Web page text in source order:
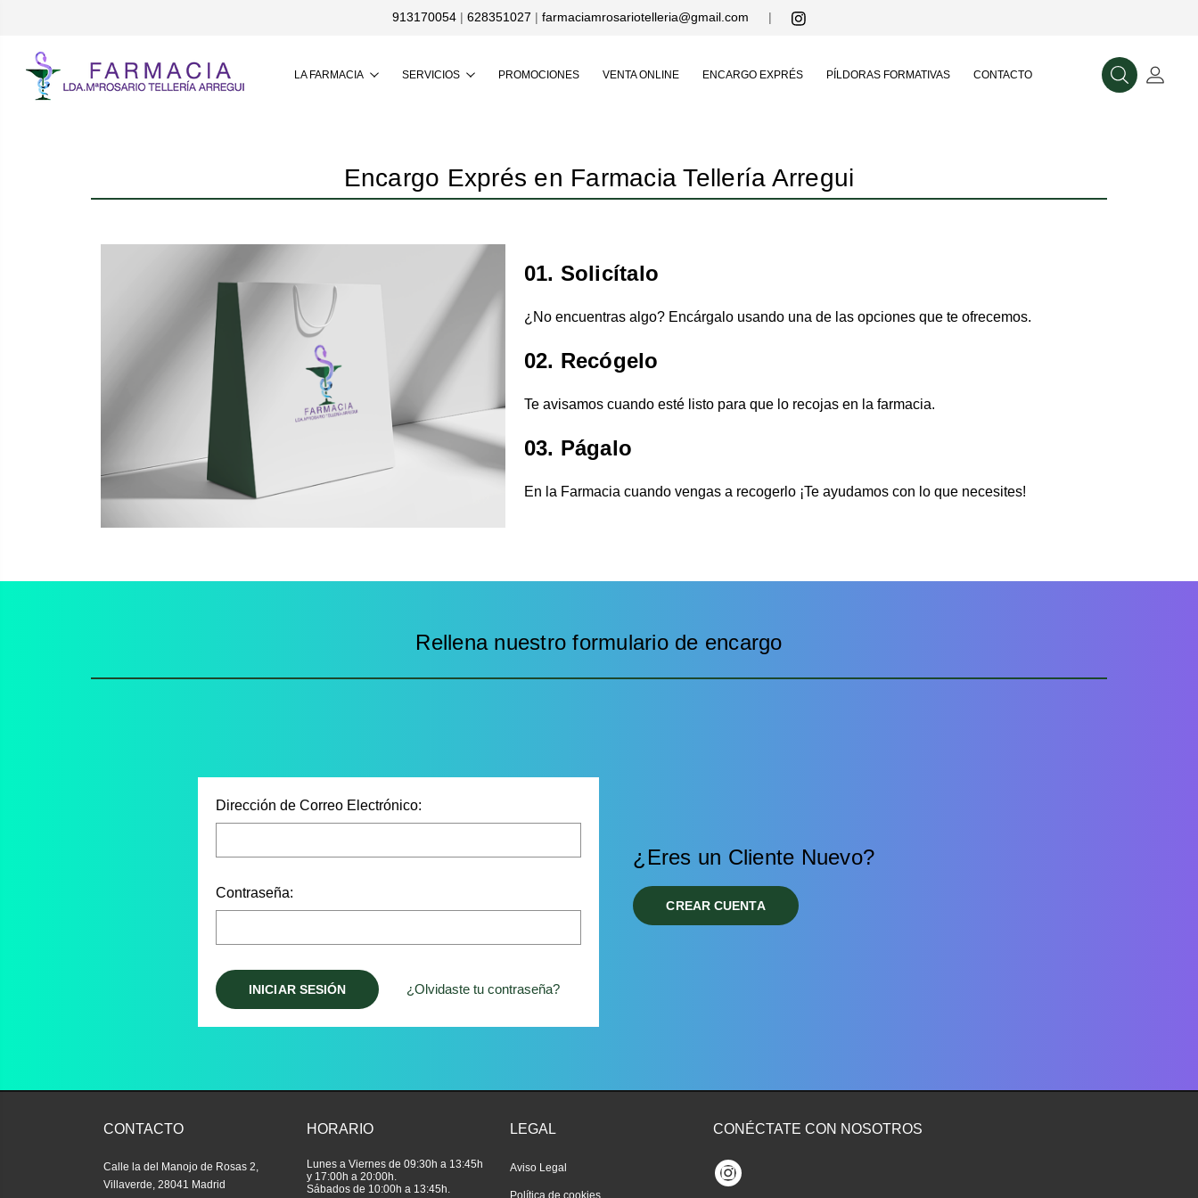
913170054 | 628351027 | farmaciamrosariotelleria@gmail.com |
LA FARMACIA SERVICIOS PROMOCIONES VENTA ONLINE ENCARGO EXPRÉS PÍLDORAS FORMATIVAS CONTACTO BuscarMi
Encargo Exprés en Farmacia Tellería Arregui
01. Solicítalo
¿No encuentras algo? Encárgalo usando una de las opciones que te ofrecemos.
02. Recógelo
Te avisamos cuando esté listo para que lo recojas en la farmacia.
03. Págalo
En la Farmacia cuando vengas a recogerlo ¡Te ayudamos con lo que necesites!
Rellena nuestro formulario de encargo
Dirección de Correo Electrónico:
Contraseña:
¿Olvidaste tu contraseña?
¿Eres un Cliente Nuevo?
CREAR CUENTA
CONTACTO
Calle la del Manojo de Rosas 2,
Villaverde, 28041 Madrid
HORARIO
Lunes a Viernes de 09:30h a 13:45h
y 17:00h a 20:00h.
Sábados de 10:00h a 13:45h.
LEGAL
Aviso Legal
Política de cookies
CONÉCTATE CON NOSOTROS
Instagram